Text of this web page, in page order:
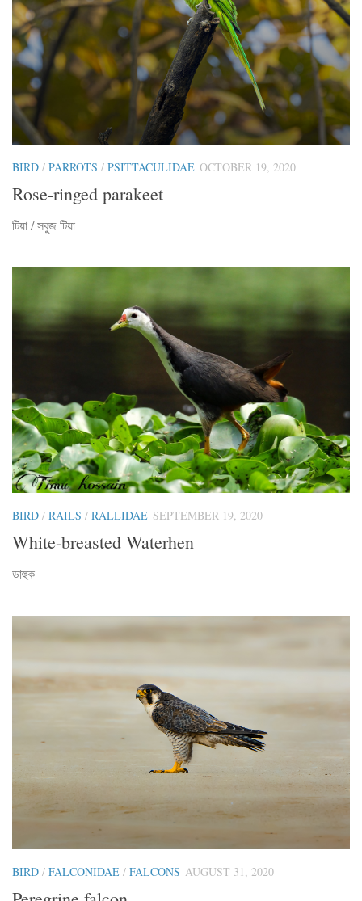
BIRD / PARROTS / PSITTACULIDAE OCTOBER 19, 2020
Rose-ringed parakeet
টিয়া / সবুজ টিয়া
BIRD / RAILS / RALLIDAE SEPTEMBER 19, 2020
White-breasted Waterhen
ডাহুক
BIRD / FALCONIDAE / FALCONS AUGUST 31, 2020